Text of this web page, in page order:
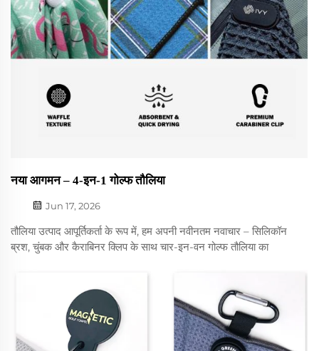
नया आगमन – 4-इन-1 गोल्फ तौलिया
Jun 17, 2026
तौलिया उत्पाद आपूर्तिकर्ता के रूप में, हम अपनी नवीनतम नवाचार – सिलिकॉन
ब्रश, चुंबक और कैराबिनर क्लिप के साथ चार-इन-वन गोल्फ तौलिया का
प्रदान करने के लिए डिज़ाइन किया गया है...